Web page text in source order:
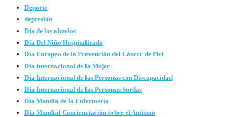
Deporte
depresión
Día de los abuelos
Día Del Niño Hospitalizado
Día Europeo de la Prevención del Cáncer de Piel
Día Internacional de la Mujer
Día Internacional de las Personas con Discapacidad
Día Internacional de las Personas Sordas
Día Mundia de la Enfermería
Día Mundial Concienciación sobre el Autismo